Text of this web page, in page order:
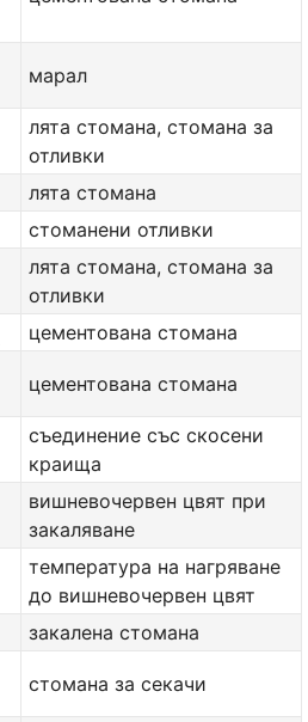
марал
лята стомана, стомана за
отливки
лята стомана
стоманени отливки
лята стомана, стомана за
отливки
цементована стомана
цементована стомана
съединение със скосени
краища
вишневочервен цвят при
закаляване
температура на нагряване
до вишневочервен цвят
закалена стомана
стомана за секачи